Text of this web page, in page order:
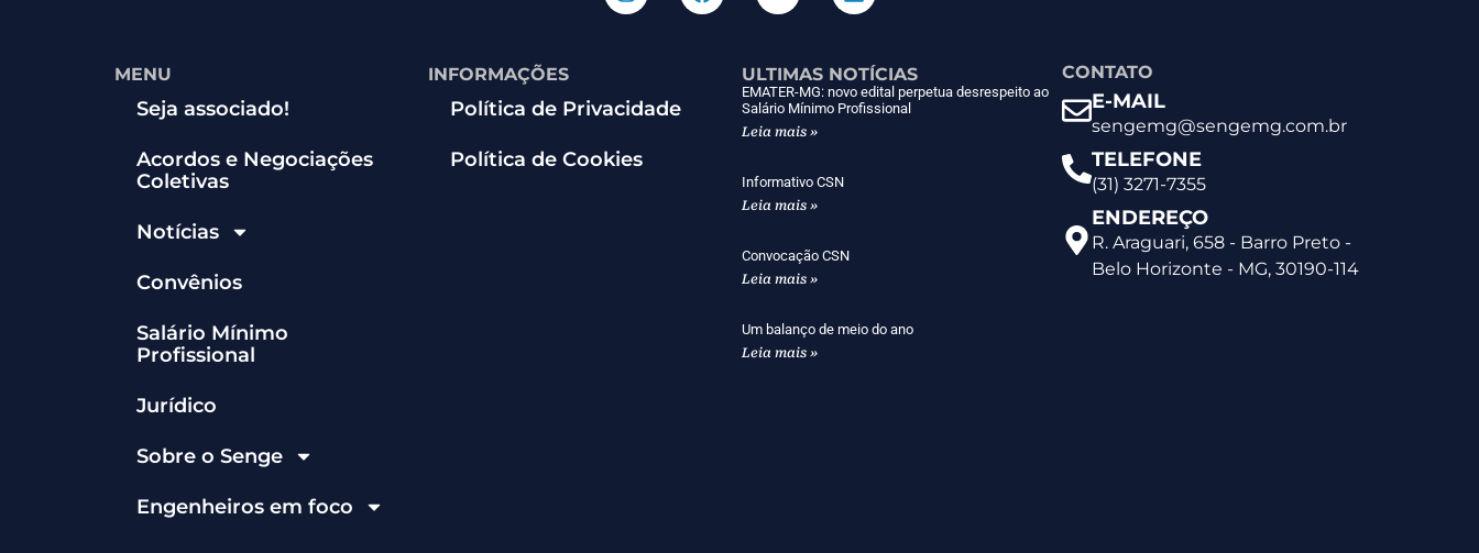
MENU
Seja associado!
Acordos e Negociações
Coletivas
Notícias
Convênios
Salário Mínimo
Profissional
Jurídico
Sobre o Senge
Engenheiros em foco
INFORMAÇÕES
Política de Privacidade
Política de Cookies
ULTIMAS NOTÍCIAS
EMATER-MG: novo edital perpetua desrespeito ao
Salário Mínimo Profissional
Leia mais »
Informativo CSN
Leia mais »
Convocação CSN
Leia mais »
Um balanço de meio do ano
Leia mais »
CONTATO
E-MAIL
sengemg@sengemg.com.br
TELEFONE
(31) 3271-7355
ENDEREÇO
R. Araguari, 658 - Barro Preto -
Belo Horizonte - MG, 30190-114